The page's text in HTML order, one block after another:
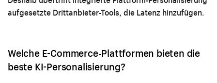
aufgesetzte Drittanbieter-Tools, die Latenz hinzufügen.
Welche E-Commerce-Plattformen bieten die
beste KI-Personalisierung?